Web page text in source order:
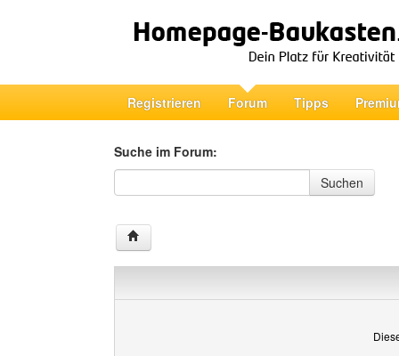
Registrieren Forum Tipps
Suche im Forum:
Suche im Forum
Suchen